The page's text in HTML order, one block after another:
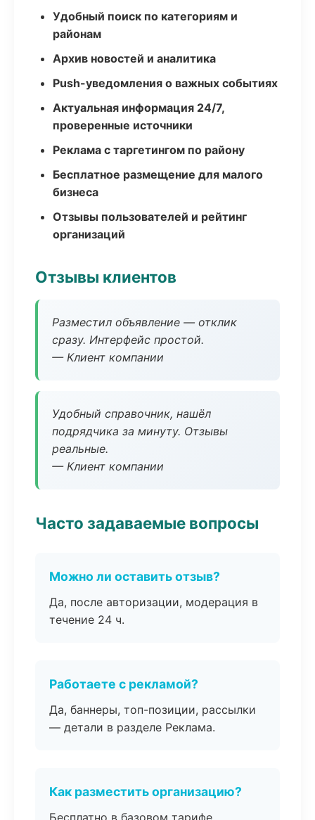
Удобный поиск по категориям и
районам
Архив новостей и аналитика
Push-уведомления о важных событиях
Актуальная информация 24/7,
проверенные источники
Реклама с таргетингом по району
Бесплатное размещение для малого
бизнеса
Отзывы пользователей и рейтинг
организаций
Отзывы клиентов
Разместил объявление — отклик
сразу. Интерфейс простой.
— Клиент компании
Удобный справочник, нашёл
подрядчика за минуту. Отзывы
реальные.
— Клиент компании
Часто задаваемые вопросы
Можно ли оставить отзыв?
Да, после авторизации, модерация в
течение 24 ч.
Работаете с рекламой?
Да, баннеры, топ-позиции, рассылки
— детали в разделе Реклама.
Как разместить организацию?
Бесплатно в базовом тарифе,